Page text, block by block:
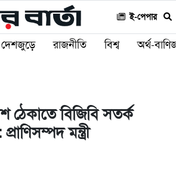
ই-পেপার
দেশজুড়ে রাজনীতি বিশ্ব অর্থ-
ঠেকাতে বিজিবি সতর্ক
মন্ত্রী